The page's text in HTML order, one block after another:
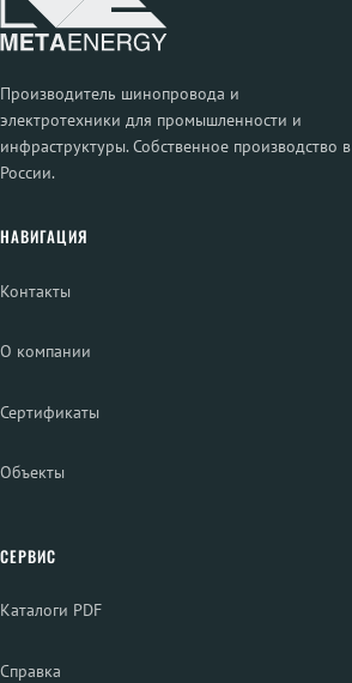
Производитель шинопровода и
электротехники для промышленности и
инфраструктуры. Собственное производство в
России.
НАВИГАЦИЯ
Контакты
О компании
Сертификаты
Объекты
СЕРВИС
Каталоги PDF
Справка